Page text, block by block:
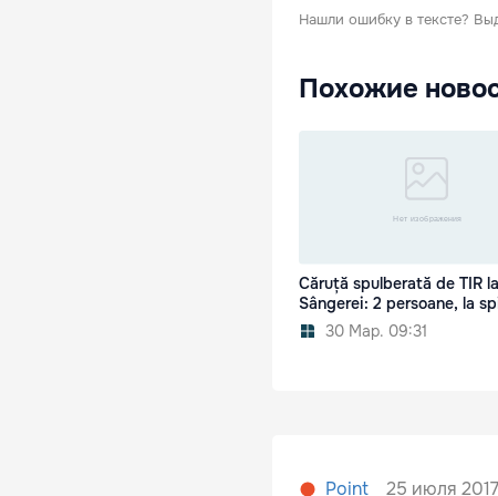
Нашли ошибку в тексте?
Похожие
Căruță spulberată de TIR la
Sângerei: 2 persoane, la
30 Мар. 09:31
Point 25 июля